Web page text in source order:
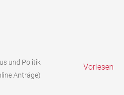
und Politik
Anträge)
Vorlesen